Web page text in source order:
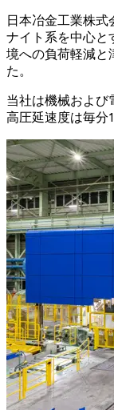
日本冶金工業株
ナイト系を中心と
境への負荷軽減と
た。
当社は機械および
高圧延速度は毎分